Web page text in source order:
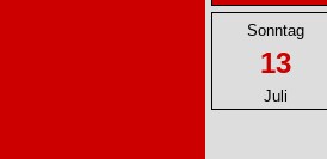
Sonntag
13
Juli